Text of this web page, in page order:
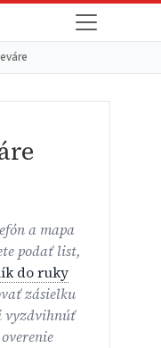
a mapa
podať list,
do ruky
zásielku
vyzdvihnúť